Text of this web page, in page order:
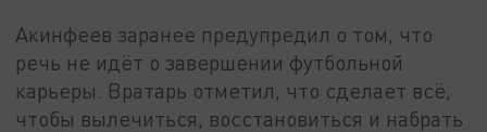
Акинфеев заранее предупредил о том, что
речь не идёт о завершении футбольной
карьеры. Вратарь отметил, что сделает всё,
чтобы вылечиться, восстановиться и набрать